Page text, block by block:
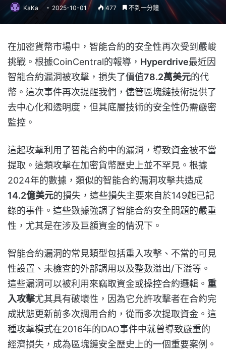
KaKa 2025-10-01 477 不到一分鐘
在加密貨幣市場中，智能合約的安全性再次受到嚴峻
挑戰。根據CoinCentral的報導， Hyperdrive最近因
智能合約漏洞被攻擊，損失了價值78.2萬美元的代
幣。這次事件再次提醒我們，儘管區塊鏈技術提供了
去中心化和透明度，但其底層技術的安全性仍需嚴密
監控。
這起攻擊利用了智能合約中的漏洞，導致資金被不當
提取。這類攻擊在加密貨幣歷史上並不罕見。根據
2024年的數據，類似的智能合約漏洞攻擊共造成
14.2億美元的損失，這些損失主要來自於149起已記
錄的事件。這些數據強調了智能合約安全問題的嚴重
性，尤其是在涉及巨額資金的情況下。
智能合約漏洞的常見類型包括重入攻擊、不當的可見
性設置、未檢查的外部調用以及整數溢出/下溢等。
這些漏洞可以被利用來竊取資金或操控合約邏輯。 重
入攻擊尤其具有破壞性，因為它允許攻擊者在合約完
成狀態更新前多次調用合約，從而多次提取資金。這
種攻擊模式在2016年的DAO事件中就曾導致嚴重的
經濟損失，成為區塊鏈安全歷史上的一個重要案例。